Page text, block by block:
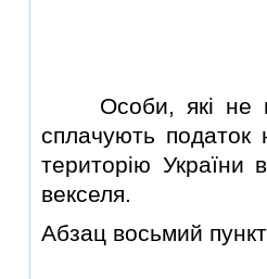
Особи, якi не
сплачують
територiю України
векселя.
Абзац восьмий